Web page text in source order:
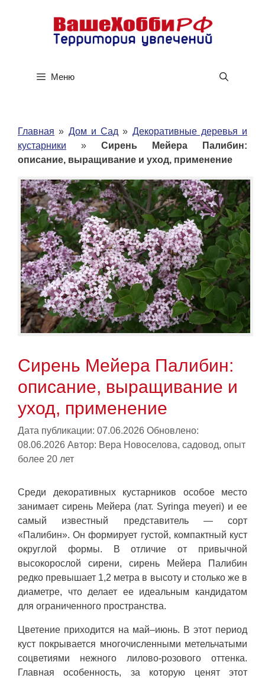
содержимому
Меню
Главная » Дом и Сад » Декоративные деревья и
кустарники » Сирень Мейера Палибин:
описание, выращивание и уход, применение
Сирень Мейера Палибин:
описание, выращивание и
уход, применение
Дата публикации: 07.06.2026 Обновлено:
08.06.2026 Автор: Вера Новоселова, садовод, опыт
более 20 лет
Среди декоративных кустарников особое место
занимает сирень Мейера (лат. Syringa meyeri) и ее
самый известный представитель — сорт
«Палибин». Он формирует густой, компактный куст
округлой формы. В отличие от привычной
высокорослой сирени, сирень Мейера Палибин
редко превышает 1,2 метра в высоту и столько же в
диаметре, что делает ее идеальным кандидатом
для ограниченного пространства.
Цветение приходится на май–июнь. В этот период
куст покрывается многочисленными метельчатыми
соцветиями нежного лилово-розового оттенка.
Главная особенность, за которую ценят этот